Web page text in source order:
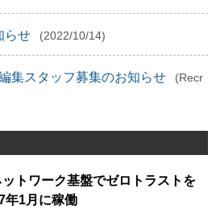
らせ (2022/10/14)
集スタッフ募集のお知らせ
(Recr
トワーク基盤でゼロトラストを
年1月に稼働